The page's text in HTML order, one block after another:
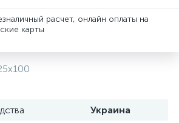
расчет, онлайн оплаты на
карты
Украина